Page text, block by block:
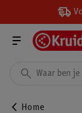
Home